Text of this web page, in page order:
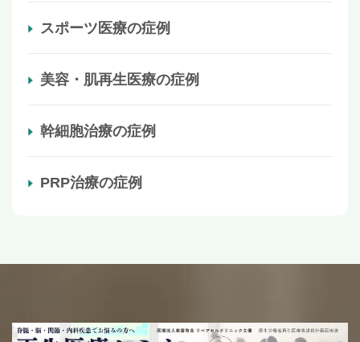
スポーツ医療の症例
美容・肌再生医療の症例
幹細胞治療の症例
PRP治療の症例